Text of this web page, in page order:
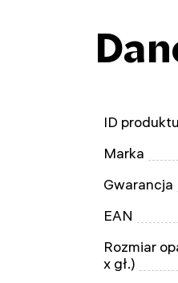
ID produktu
Marka
Gwarancja
EAN
Rozmiar
x gł.)